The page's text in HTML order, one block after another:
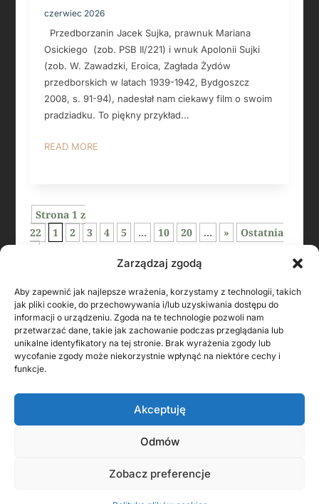
Zarządzaj zgodą
Aby zapewnić jak najlepsze wrażenia, korzystamy z technologii, takich
jak pliki cookie, do przechowywania i/lub uzyskiwania dostępu do
informacji o urządzeniu. Zgoda na te technologie pozwoli nam
przetwarzać dane, takie jak zachowanie podczas przeglądania lub
unikalne identyfikatory na tej stronie. Brak wyrażenia zgody lub
wycofanie zgody może niekorzystnie wpłynąć na niektóre cechy i
funkcje.
Akceptuję
Odmów
Zobacz preferencje
czerwiec 2026
Przedborzanin Jacek Sujka, prawnuk Mariana
Osickiego (zob. PSB II/221) i wnuk Apolonii Sujki
(zob. W. Zawadzki, Eroica, Zagłada Żydów
przedborskich w latach 1939-1942, Bydgoszcz
2008, s. 91-94), nadesłał nam ciekawy film o swoim
pradziadku. To piękny przykład...
READ MORE
Strona 1 z
22
1 2 3 4 5 ... 10 20 ... »
Ostatnia
KONTAKT Z AUTOREM
FOLLOW